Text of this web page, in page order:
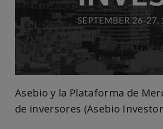
Asebio y la Plataforma de
de inversores (Asebio